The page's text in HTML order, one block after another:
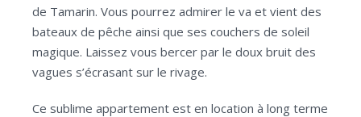
de Tamarin. Vous pourrez admirer le va et vient des
bateaux de pêche ainsi que ses couchers de soleil
magique. Laissez vous bercer par le doux bruit des
vagues s’écrasant sur le rivage.
Ce sublime appartement est en location à long terme